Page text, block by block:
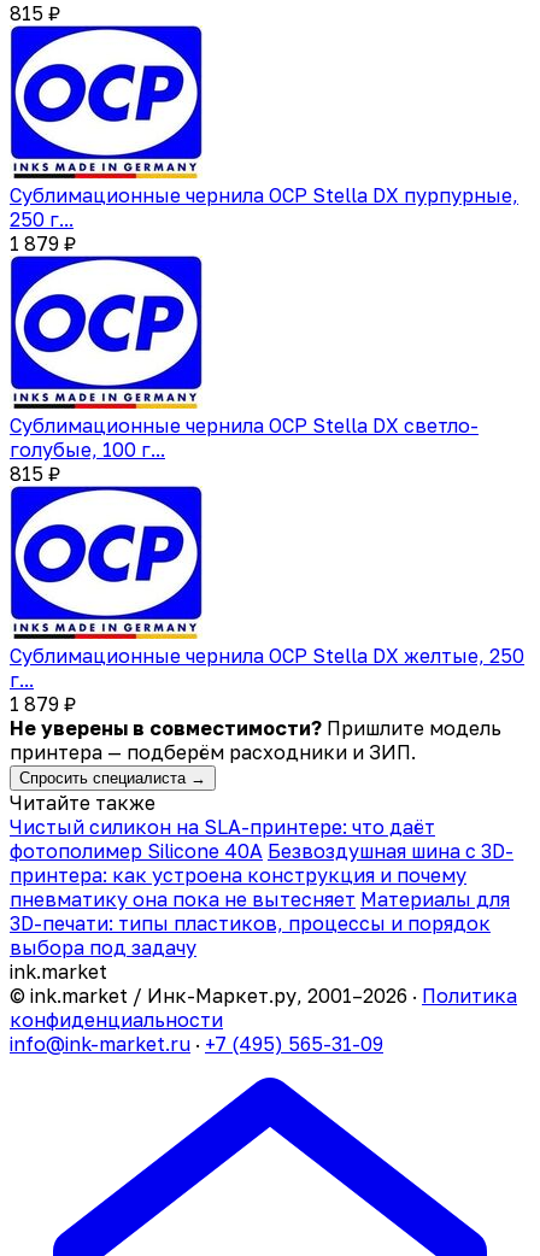
815 ₽
Сублимационные чернила OCP Stella DX пурпурные,
250 г...
1 879 ₽
Сублимационные чернила OCP Stella DX светло-
голубые, 100 г...
815 ₽
Сублимационные чернила OCP Stella DX желтые, 250
г...
1 879 ₽
Не уверены в совместимости? Пришлите модель
принтера — подберём расходники и ЗИП.
Спросить специалиста →
Читайте также
Чистый силикон на SLA-принтере: что даёт
фотополимер Silicone 40A Безвоздушная шина с 3D-
принтера: как устроена конструкция и почему
пневматику она пока не вытесняет Материалы для
3D-печати: типы пластиков, процессы и порядок
выбора под задачу
ink.market
© ink.market / Инк-Маркет.ру, 2001–2026 · Политика
конфиденциальности
info@ink-market.ru · +7 (495) 565-31-09